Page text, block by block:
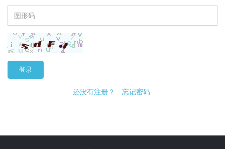
登录
还没有注册？ 忘记密码